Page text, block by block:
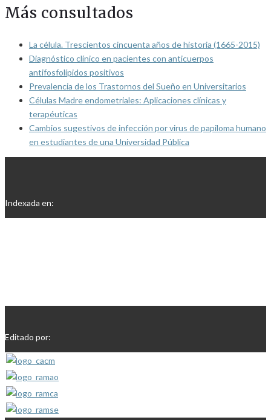
Más consultados
La célula. Trescientos cincuenta años de historia (1665-2015)
Diagnóstico clínico en pacientes con anticuerpos
antifosfolípidos positivos
Prevalencia de los Trastornos del Sueño en Universitarios
Células Madre endometriales: Aplicaciones clínicas y
terapéuticas
Cambios sugestivos de infección por virus de papiloma humano
en estudiantes de una Universidad Pública
Indexada en:
Editado por: